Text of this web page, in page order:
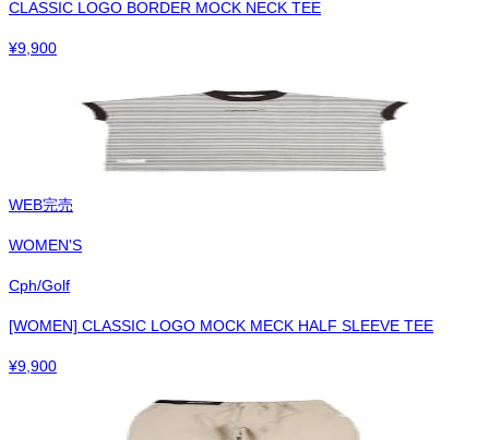
CLASSIC LOGO BORDER MOCK NECK TEE
¥9,900
WEB完売
WOMEN'S
Cph/Golf
[WOMEN] CLASSIC LOGO MOCK MECK HALF SLEEVE TEE
¥9,900